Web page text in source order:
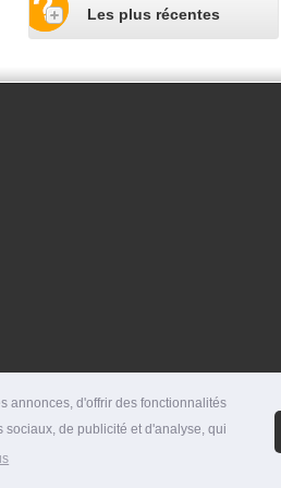
annonces, d'offrir des fonctionnalités
de publicité et d'analyse, qui
Les plus récentes